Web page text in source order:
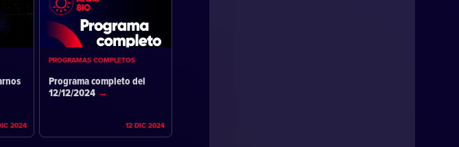
2024
PROGRAMAS COMPLETOS
Programa completo del
12/12/2024
12 DIC 2024